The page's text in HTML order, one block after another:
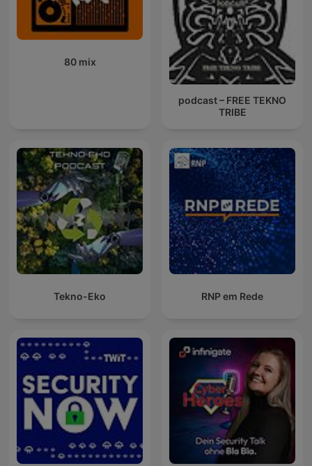
80 mix
podcast – FREE TEKNO
TRIBE
Tekno-Eko RNP em Rede